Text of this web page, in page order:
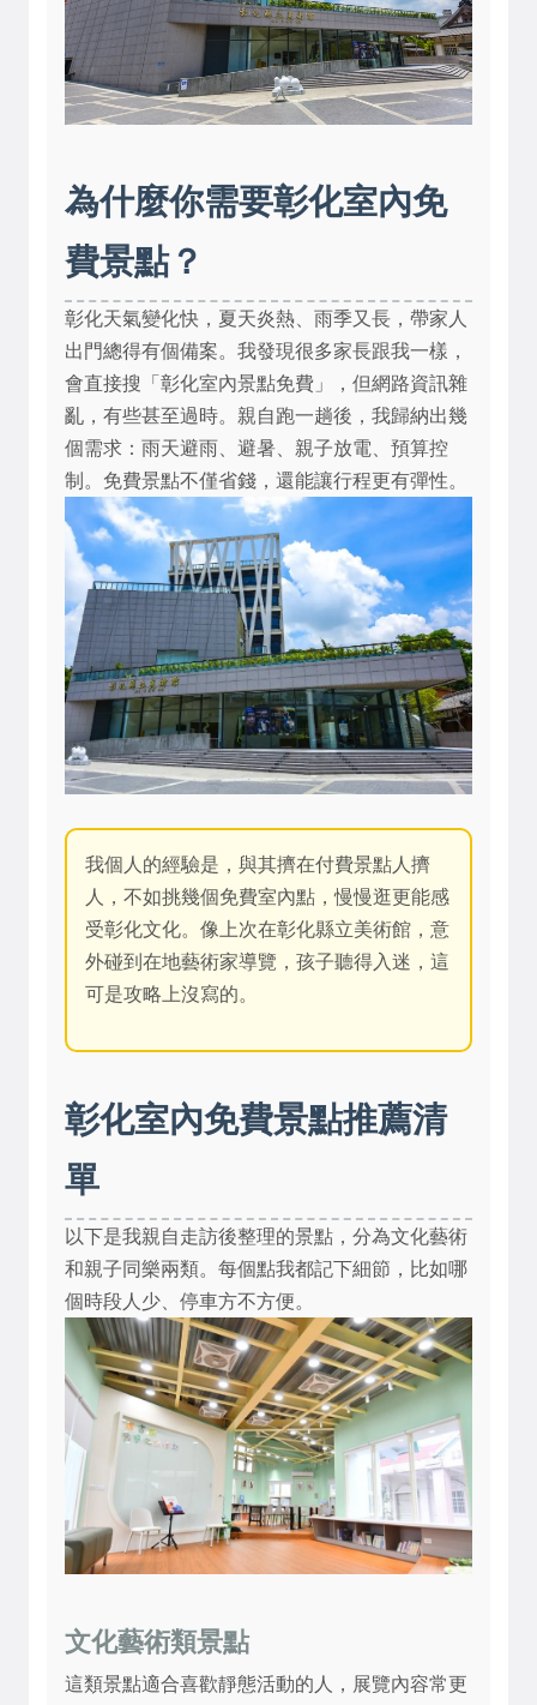
為什麼你需要彰化室內免
費景點？
彰化天氣變化快，夏天炎熱、雨季又長，帶家人
出門總得有個備案。我發現很多家長跟我一樣，
會直接搜「彰化室內景點免費」，但網路資訊雜
亂，有些甚至過時。親自跑一趟後，我歸納出幾
個需求：雨天避雨、避暑、親子放電、預算控
制。免費景點不僅省錢，還能讓行程更有彈性。
我個人的經驗是，與其擠在付費景點人擠
人，不如挑幾個免費室內點，慢慢逛更能感
受彰化文化。像上次在彰化縣立美術館，意
外碰到在地藝術家導覽，孩子聽得入迷，這
可是攻略上沒寫的。
彰化室內免費景點推薦清
單
以下是我親自走訪後整理的景點，分為文化藝術
和親子同樂兩類。每個點我都記下細節，比如哪
個時段人少、停車方不方便。
文化藝術類景點
這類景點適合喜歡靜態活動的人，展覽內容常更